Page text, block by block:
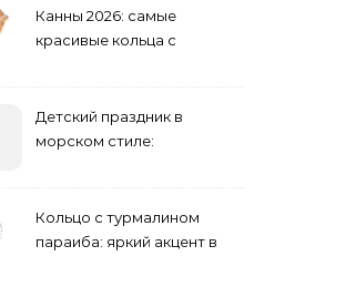
Канны 2026: самые
красивые кольца с
Детский праздник в
морском стиле:
Кольцо с турмалином
параиба: яркий акцент в